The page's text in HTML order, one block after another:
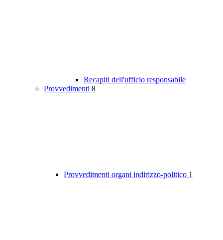
Recapiti dell'ufficio responsabile
Provvedimenti 8
Provvedimenti organi indirizzo-politico 1